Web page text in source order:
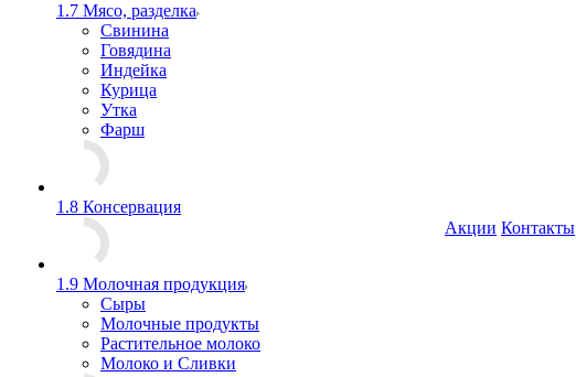
1.7 Мясо, разделка
Свинина
Говядина
Индейка
Курица
Утка
Фарш
1.8 Консервация
1.9 Молочная продукция
Сыры
Молочные продукты
Растительное молоко
Молоко и Сливки
Акции Контакты